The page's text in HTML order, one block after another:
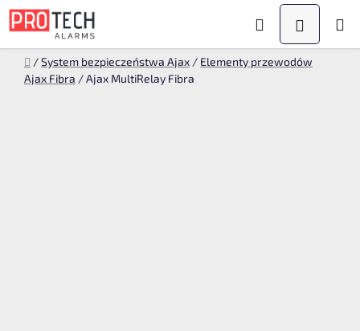
Przejść
do
Szukaj KOSZYK
Home
/System bezpieczeństwa Ajax / Elementy przewodów
Ajax Fibra /Ajax MultiRelay Fibra